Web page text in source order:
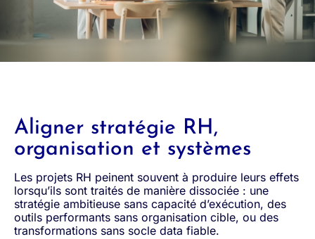
Aligner stratégie RH,
organisation et systèmes
Les projets RH peinent souvent à produire leurs effets
lorsqu’ils sont traités de manière dissociée : une
stratégie ambitieuse sans capacité d’exécution, des
outils performants sans organisation cible, ou des
transformations sans socle data fiable.